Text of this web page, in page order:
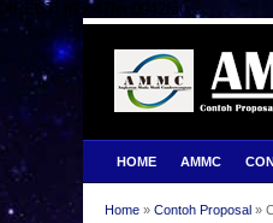
f08c47fec0942fa0
HOME AMMC
Home » Contoh Proposal »